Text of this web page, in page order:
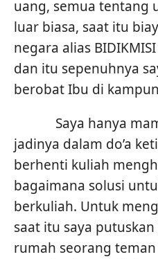
uang, semua tentang
luar biasa, saat itu
negara alias
dan itu sepenuhnya
berobat Ibu di
Saya hanya
jadinya dalam do’a
berhenti kuliah
bagaimana solusi
berkuliah. Untuk
saat itu saya
rumah seorang